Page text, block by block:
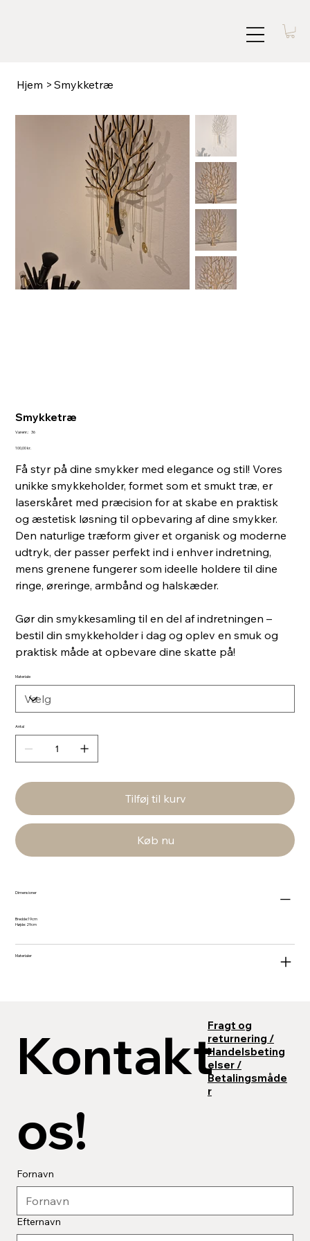
Hjem > Smykketræ
Smykketræ
Varenr.: Varenr.:
36
Pris
100,00 kr.
Få styr på dine smykker med elegance og stil! Vores
unikke smykkeholder, formet som et smukt træ, er
laserskåret med præcision for at skabe en praktisk
og æstetisk løsning til opbevaring af dine smykker.
Den naturlige træform giver et organisk og moderne
udtryk, der passer perfekt ind i enhver indretning,
mens grenene fungerer som ideelle holdere til dine
ringe, øreringe, armbånd og halskæder.
Gør din smykkesamling til en del af indretningen –
bestil din smykkeholder i dag og oplev en smuk og
praktisk måde at opbevare dine skatte på!
Materiale
Antal
Tilføj til kurv
Køb nu
Dimensioner
Bredde:19cm
Højde: 29cm
Materialer
Kontaktinfo
Adresse: Rungsvej, 7100 Vejle
WoodCreate@outlook.dk
Kontakt
os!
Fornavn
Efternavn
Fragt og
returnering /
Handelsbeting
elser /
Betalingsmåde
r